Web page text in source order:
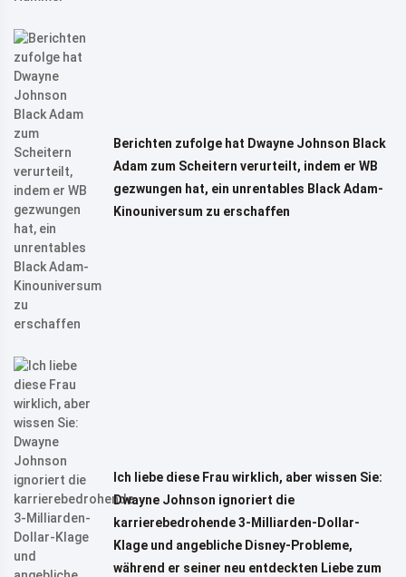
Berichten zufolge hat Dwayne Johnson Black
Adam zum Scheitern verurteilt, indem er WB
gezwungen hat, ein unrentables Black Adam-
Kinouniversum zu erschaffen
Ich liebe diese Frau wirklich, aber wissen Sie:
Dwayne Johnson ignoriert die
karrierebedrohende 3-Milliarden-Dollar-
Klage und angebliche Disney-Probleme,
während er seiner neu entdeckten Liebe zum